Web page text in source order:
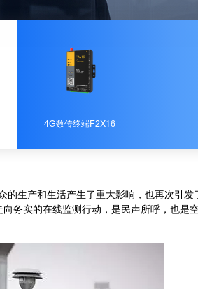
4G数传终端F2X16
生产和生活产生了重大影响，也再次引发
务实的在线监测行动，是民声所呼，也是